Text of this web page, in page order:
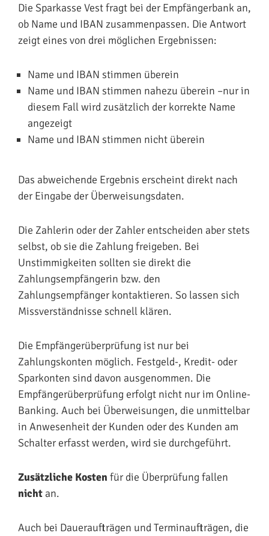
Die Sparkasse Vest fragt bei der Empfängerbank an,
ob Name und IBAN zusammenpassen. Die Antwort
zeigt eines von drei möglichen Ergebnissen:
Name und IBAN stimmen überein
Name und IBAN stimmen nahezu überein –nur in
diesem Fall wird zusätzlich der korrekte Name
angezeigt
Name und IBAN stimmen nicht überein
Das abweichende Ergebnis erscheint direkt nach
der Eingabe der Überweisungsdaten.
Die Zahlerin oder der Zahler entscheiden aber stets
selbst, ob sie die Zahlung freigeben. Bei
Unstimmigkeiten sollten sie direkt die
Zahlungsempfängerin bzw. den
Zahlungsempfänger kontaktieren. So lassen sich
Missverständnisse schnell klären.
Die Empfängerüberprüfung ist nur bei
Zahlungskonten möglich. Festgeld-, Kredit- oder
Sparkonten sind davon ausgenommen. Die
Empfängerüberprüfung erfolgt nicht nur im Online-
Banking. Auch bei Überweisungen, die unmittelbar
in Anwesenheit der Kunden oder des Kunden am
Schalter erfasst werden, wird sie durchgeführt.
Zusätzliche Kosten für die Überprüfung fallen
nicht an.
Auch bei Daueraufträgen und Terminaufträgen, die